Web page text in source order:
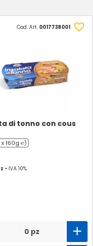
Cod. Art. 0017738001
di tonno con cous
160g ℮)
- IVA 10%
0 pz